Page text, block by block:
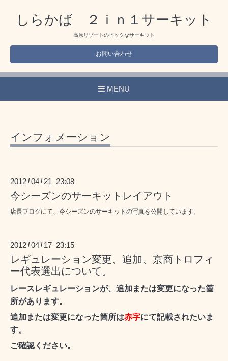
しらかば ２ｉｎ１サーキット
高原リゾートのビックなサーキット
お問い合わせ
MENU
インフォメーション
2012 /04 / 21 23:08
今シーズンのサーキットレイアウト
店長ブログにて、今シーズンのサーキットの写真を公開しています。
2012 /04 / 17 23:15
レギュレーション変更、追加、京商トロフィ
ー代表選出について。
レースレギュレーションが、追加または変更になった箇
所があります。
追加または変更になった箇所は赤字にて記載されたいま
す。
ご確認く ださい。